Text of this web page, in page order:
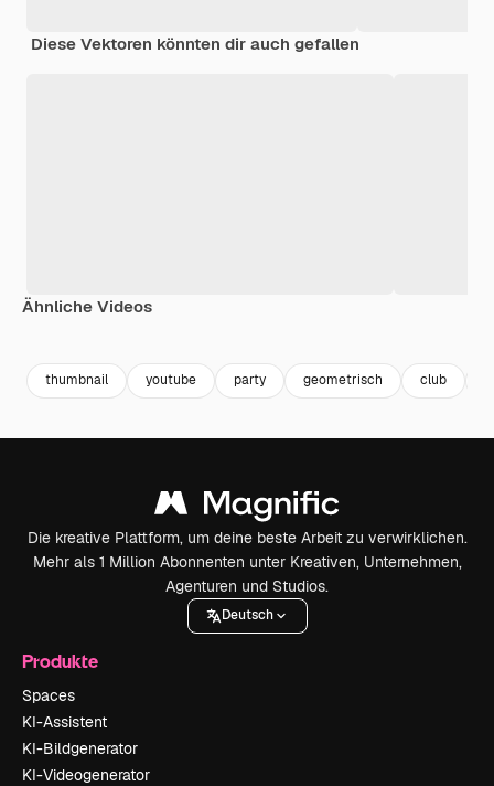
Diese Vektoren könnten dir auch gefallen
Ähnliche Videos
thumbnail youtube party geometrisch club
Die kreative Plattform, um deine beste Arbeit zu verwirklichen.
Mehr als 1 Million Abonnenten unter Kreativen, Unternehmen,
Agenturen und Studios.
Deutsch
Produkte
Spaces
KI-Assistent
KI-Bildgenerator
KI-Videogenerator